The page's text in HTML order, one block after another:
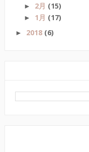
► 2月 (15)
► 1月 (17)
► 2018 (6)